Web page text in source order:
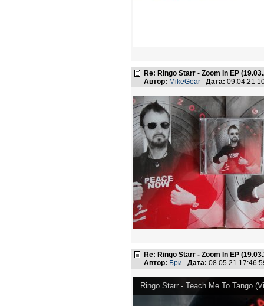
Re: Ringo Starr - Zoom In EP
Автор: MikeGear Дата: 09.04.21
Re: Ringo Starr - Zoom In EP
Автор: Бри Дата: 08.05.21
Ringo Starr - Teach Me To Tango